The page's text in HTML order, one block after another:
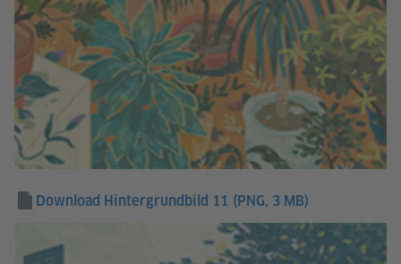
Download Hintergrundbild 11 (PNG, 3 MB)